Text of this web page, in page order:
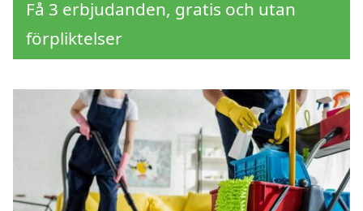
Få 3 erbjudanden, gratis och utan
förpliktelser